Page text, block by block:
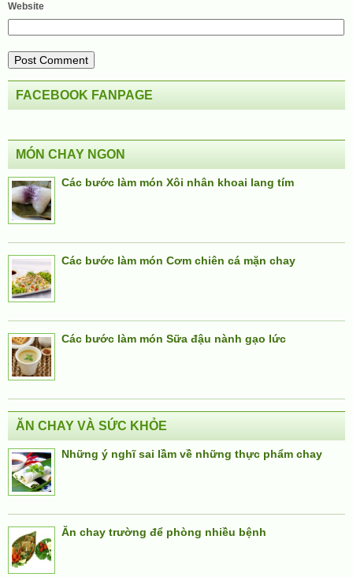
Website
FACEBOOK FANPAGE
MÓN CHAY NGON
Các bước làm món Xôi nhân khoai lang tím
Các bước làm món Cơm chiên cá mặn chay
Các bước làm món Sữa đậu nành gạo lức
ĂN CHAY VÀ SỨC KHỎE
Những ý nghĩ sai lầm về những thực phẩm chay
Ăn chay trường để phòng nhiều bệnh